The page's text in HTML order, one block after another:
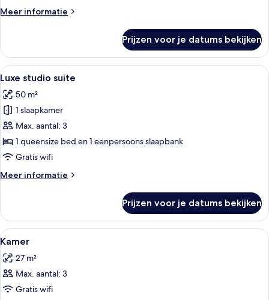
Meer informatie
Meer
tent
Prijzen voor je datums bekijken
Alle
foto's
voor
Luxe
studio
suite
laden
Een slaapkamer met een bed,
1
Luxe studio suite
50 m²
1 slaapkamer
Max. aantal: 3
1 queensize bed en 1 eenpersoons slaapbank
Gratis wifi
Meer informatie
Meer
studio
suite
Prijzen voor je datums bekijken
Alle
foto's
voor
Kamer
laden
Luxe beddengoed, donzen
2
Kamer
27 m²
Max. aantal: 3
Gratis wifi